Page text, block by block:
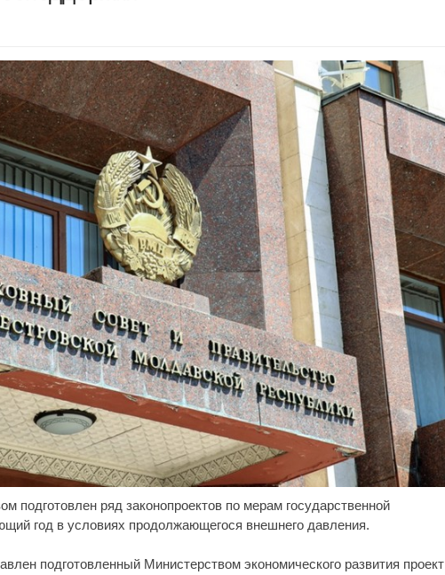
подготовлен ряд законопроектов по мерам государственной
год в условиях продолжающегося внешнего давления.
подготовленный Министерством экономического развития проект
i i
Ржу не переставая, это
раз
Ролик длится пару
шоке от увиденного